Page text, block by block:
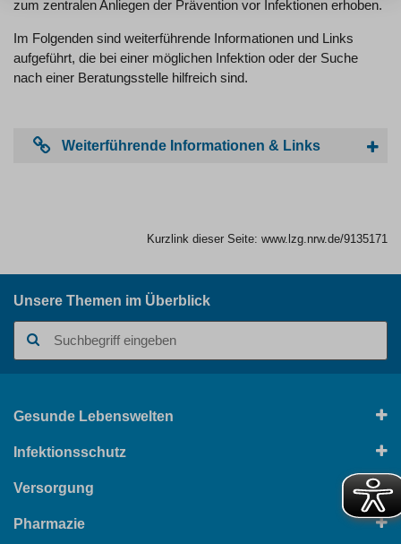
zum zentralen Anliegen der Prävention vor Infektionen erhoben.
Im Folgenden sind weiterführende Informationen und Links
aufgeführt, die bei einer möglichen Infektion oder der Suche
nach einer Beratungsstelle hilfreich sind.
Weiterführende Informationen & Links
Kurzlink dieser Seite: www.lzg.nrw.de/9135171
Unsere Themen im Überblick
Gesunde Lebenswelten
Infektionsschutz
Versorgung
Pharmazie